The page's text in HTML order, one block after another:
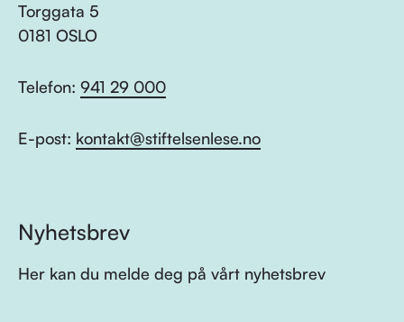
Torggata 5
0181 OSLO
Telefon: 941 29 000
E-post: kontakt@stiftelsenlese.no
Nyhetsbrev
Her kan du melde deg på vårt nyhetsbrev